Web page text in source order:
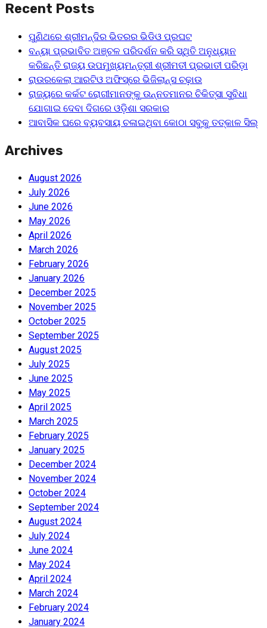
Recent Posts
ପୁଣିଥରେ ଶ୍ରୀମନ୍ଦିର ଭିତରର ଭିଡିଓ ପ୍ରଘଟ
ବନ୍ୟା ପ୍ରଭାବିତ ଅଞ୍ଚଳ ପରିଦର୍ଶନ କରି ସ୍ଥିତି ଅନୁଧ୍ୟାନ
କରିଛନ୍ତି ରାଜ୍ୟ ଉପମୁଖ୍ୟମନ୍ତ୍ରୀ ଶ୍ରୀମତୀ ପ୍ରଭାତୀ ପରିଡ଼ା
ରାଉରକେଲା ଆରଟିଓ ଅଫିସ୍‌ରେ ଭିଜିଲାନ୍ସ ଚଢ଼ାଉ
ରାଜ୍ୟରେ କର୍କଟ ରୋଗୀମାନଙ୍କୁ ଉନ୍ନତମାନର ଚିକିତ୍ସା ସୁବିଧା
ଯୋଗାଇ ଦେବା ଦିଗରେ ଓଡ଼ିଶା ସରକାର
ଆବାସିକ ଘରେ ବ୍ୟବସାୟ ଚଳାଇଥିବା କୋଠା ସବୁକୁ ତତ୍କାଳ ସିଲ୍‌
Archives
August 2026
July 2026
June 2026
May 2026
April 2026
March 2026
February 2026
January 2026
December 2025
November 2025
October 2025
September 2025
August 2025
July 2025
June 2025
May 2025
April 2025
March 2025
February 2025
January 2025
December 2024
November 2024
October 2024
September 2024
August 2024
July 2024
June 2024
May 2024
April 2024
March 2024
February 2024
January 2024